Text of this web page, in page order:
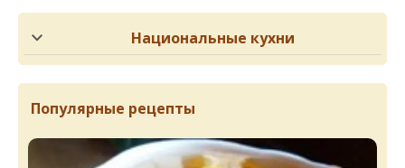
Национальные кухни
Популярные рецепты